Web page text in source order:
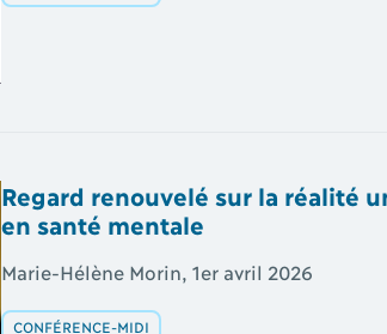
Regard renouvelé sur la réalité
en santé mentale
Marie-Hélène Morin, 1er avril 2026
CONFÉRENCE-MIDI